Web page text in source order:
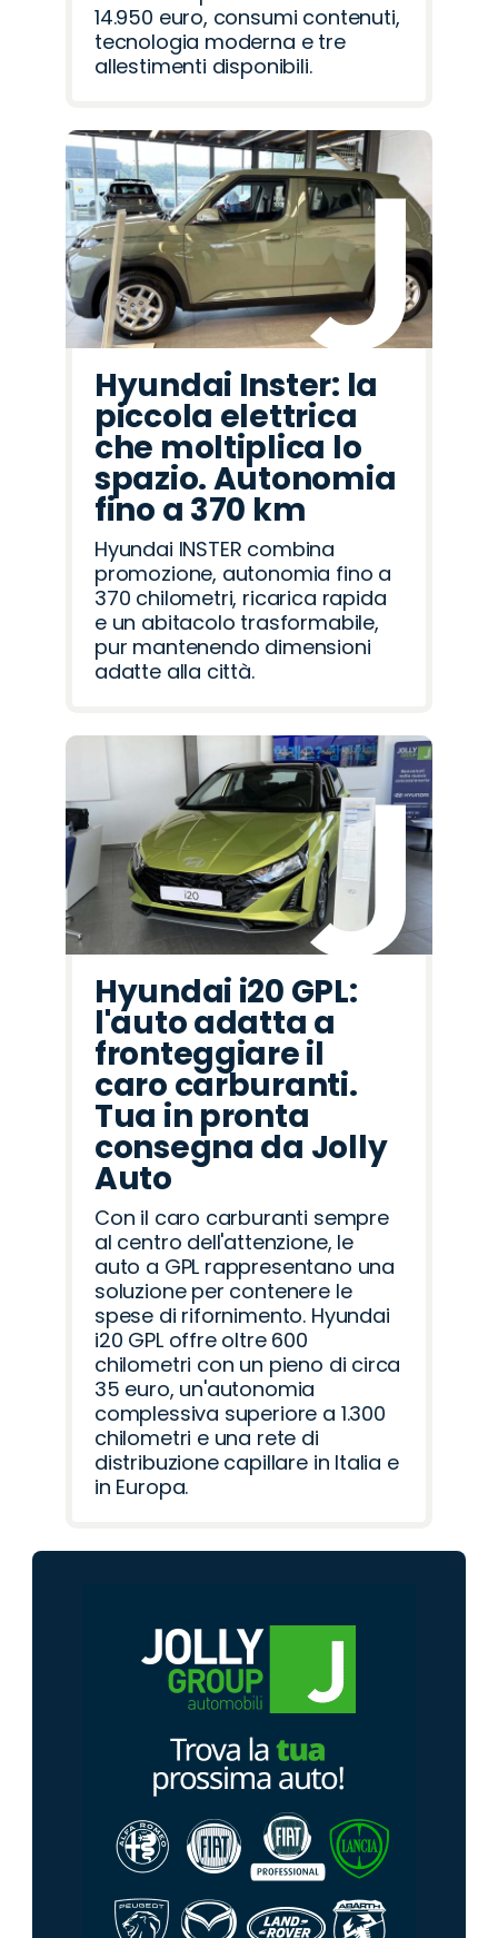
14.950 euro, consumi contenuti,
tecnologia moderna e tre
allestimenti disponibili.
Hyundai Inster: la
piccola elettrica
che moltiplica lo
spazio. Autonomia
fino a 370 km
Hyundai INSTER combina
promozione, autonomia fino a
370 chilometri, ricarica rapida
e un abitacolo trasformabile,
pur mantenendo dimensioni
adatte alla città.
Hyundai i20 GPL:
l'auto adatta a
fronteggiare il
caro carburanti.
Tua in pronta
consegna da Jolly
Auto
Con il caro carburanti sempre
al centro dell'attenzione, le
auto a GPL rappresentano una
soluzione per contenere le
spese di rifornimento. Hyundai
i20 GPL offre oltre 600
chilometri con un pieno di circa
35 euro, un'autonomia
complessiva superiore a 1.300
chilometri e una rete di
distribuzione capillare in Italia e
in Europa.